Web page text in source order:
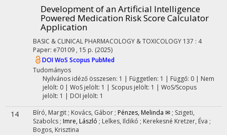
Development of an Artificial Intelligence
Powered Medication Risk Score Calculator
Application
BASIC & CLINICAL PHARMACOLOGY & TOXICOLOGY 137 : 4
Paper: e70109 , 15 p. (2025)
DOIWoS Scopus PubMed
Tudományos
Nyilvános idéző összesen: 1 | Független: 1 | Függő: 0 | Nem
jelölt: 0 | WoS jelölt: 1 | Scopus jelölt: 1 | WoS/Scopus
jelölt: 1 | DOI jelölt: 1
14 Bíró, Margit ; Kovács, Gábor ; Pénzes, Melinda ✉ ; Szigeti,
Szabolcs ; Imre, László ; Lelkes, Ildikó ; Kerekesné Kretzer, Éva ;
Bogos, Krisztina